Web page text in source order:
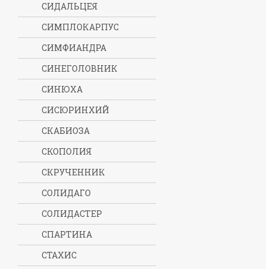
СИДАЛЬЦЕЯ
СИМПЛОКАРПУС
СИМФИАНДРА
СИНЕГОЛОВНИК
СИНЮХА
СИСЮРИНХИЙ
СКАБИОЗА
СКОПОЛИЯ
СКРУЧЕННИК
СОЛИДАГО
СОЛИДАСТЕР
СПАРТИНА
СТАХИС